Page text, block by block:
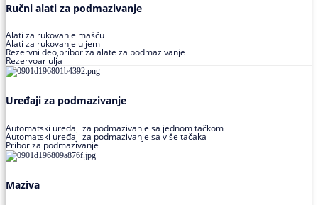
Ručni alati za podmazivanje
Alati za rukovanje mašću
Alati za rukovanje uljem
Rezervni deo,pribor za alate za podmazivanje
Rezervoar ulja
Uređaji za podmazivanje
Automatski uređaji za podmazivanje sa jednom tačkom
Automatski uređaji za podmazivanje sa više tačaka
Pribor za podmazivanje
Maziva